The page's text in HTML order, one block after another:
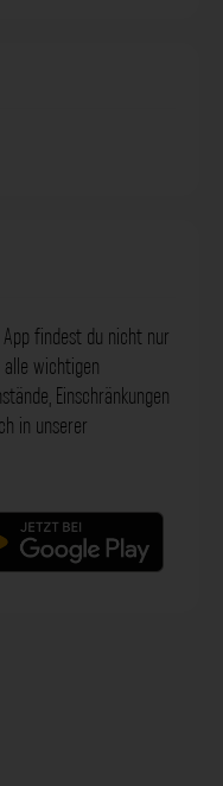
findest du nicht nur
wichtigen
Einschränkungen
in unserer